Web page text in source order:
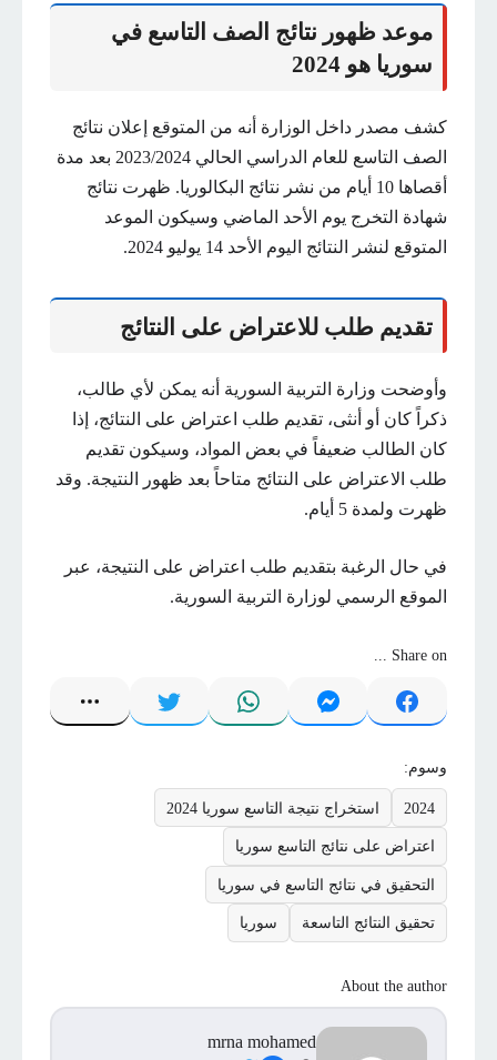
موعد ظهور نتائج الصف التاسع في
سوريا هو 2024
كشف مصدر داخل الوزارة أنه من المتوقع إعلان نتائج
الصف التاسع للعام الدراسي الحالي 2023/2024 بعد مدة
أقصاها 10 أيام من نشر نتائج البكالوريا. ظهرت نتائج
شهادة التخرج يوم الأحد الماضي وسيكون الموعد
المتوقع لنشر النتائج اليوم الأحد 14 يوليو 2024.
تقديم طلب للاعتراض على النتائج
وأوضحت وزارة التربية السورية أنه يمكن لأي طالب،
ذكراً كان أو أنثى، تقديم طلب اعتراض على النتائج، إذا
كان الطالب ضعيفاً في بعض المواد، وسيكون تقديم
طلب الاعتراض على النتائج متاحاً بعد ظهور النتيجة. وقد
ظهرت ولمدة 5 أيام.
في حال الرغبة بتقديم طلب اعتراض على النتيجة، عبر
الموقع الرسمي لوزارة التربية السورية.
Share on ...
وسوم:
2024 استخراج نتيجة التاسع سوريا 2024
اعتراض على نتائج التاسع سوريا
التحقيق في نتائج التاسع في سوريا
تحقيق النتائج التاسعة سوريا
About the author
mrna mohamed